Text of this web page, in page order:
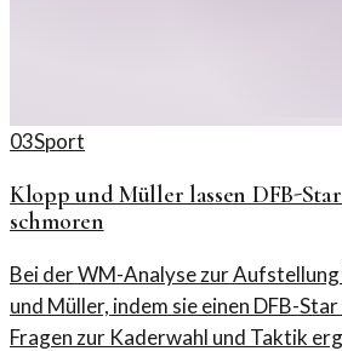
03Sport
Klopp und Müller lassen DFB-
schmoren
Bei der WM-Analyse zur
und Müller, indem sie einen DFB-
Fragen zur Kaderwahl und Taktik